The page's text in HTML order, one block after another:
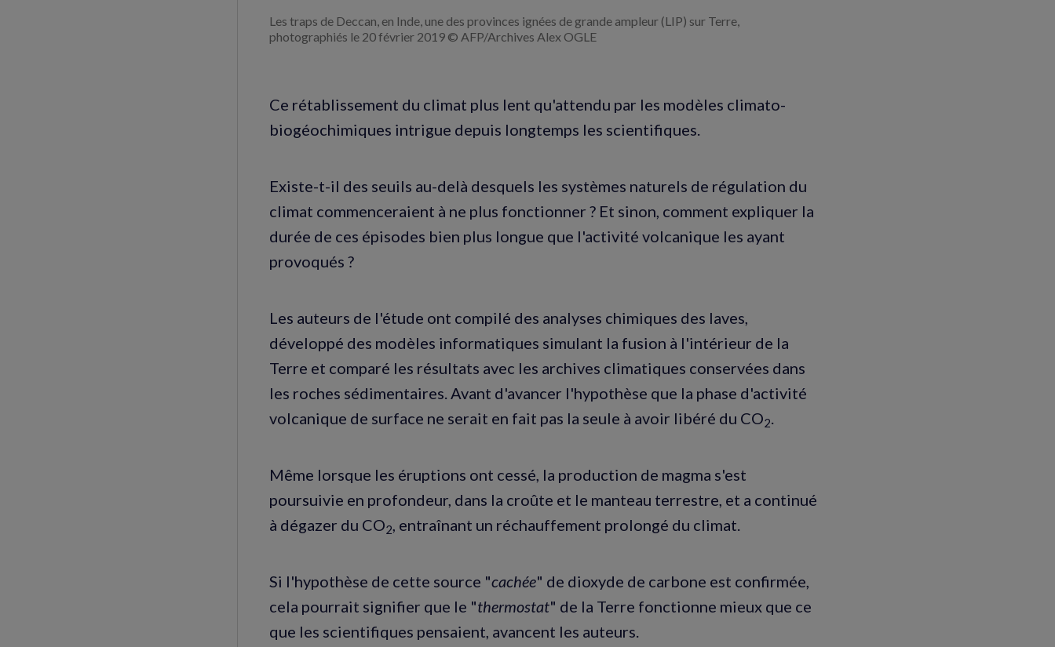
Les traps de Deccan, en Inde, une des provinces ignées de grande ampleur (LIP) sur Terre,
photographiés le 20 février 2019 © AFP/Archives Alex OGLE
Ce rétablissement du climat plus lent qu'attendu par les modèles climato-
biogéochimiques intrigue depuis longtemps les scientifiques.
Existe-t-il des seuils au-delà desquels les systèmes naturels de régulation du
climat commenceraient à ne plus fonctionner ? Et sinon, comment expliquer la
durée de ces épisodes bien plus longue que l'activité volcanique les ayant
provoqués ?
Les auteurs de l'étude ont compilé des analyses chimiques des laves,
développé des modèles informatiques simulant la fusion à l'intérieur de la
Terre et comparé les résultats avec les archives climatiques conservées dans
les roches sédimentaires. Avant d'avancer l'hypothèse que la phase d'activité
volcanique de surface ne serait en fait pas la seule à avoir libéré du CO2.
Même lorsque les éruptions ont cessé, la production de magma s'est
poursuivie en profondeur, dans la croûte et le manteau terrestre, et a continué
à dégazer du CO2, entraînant un réchauffement prolongé du climat.
Si l'hypothèse de cette source "cachée" de dioxyde de carbone est confirmée,
cela pourrait signifier que le "thermostat" de la Terre fonctionne mieux que ce
que les scientifiques pensaient, avancent les auteurs.